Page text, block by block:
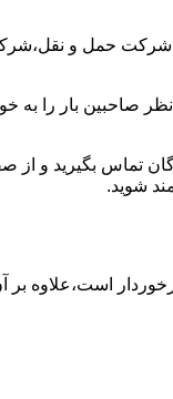
حمل و
صاحبین بار را به
تماس بگیرید و
شوید.
است،علاوه بر